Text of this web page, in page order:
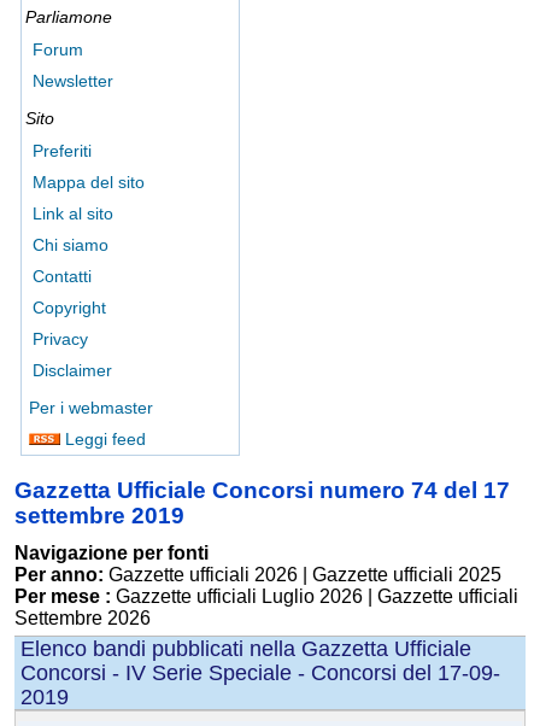
Parliamone
Forum
Newsletter
Sito
Preferiti
Mappa del sito
Link al sito
Chi siamo
Contatti
Copyright
Privacy
Disclaimer
Per i webmaster
Leggi feed
Gazzetta Ufficiale Concorsi numero 74 del 17
settembre 2019
Navigazione per fonti
Per anno: Gazzette ufficiali 2026
Gazzette ufficiali 2025
Per mese : Gazzette ufficiali Luglio 2026
Gazzette ufficiali
Settembre 2026
Elenco bandi pubblicati nella Gazzetta Ufficiale
Concorsi - IV Serie Speciale - Concorsi del 17-09-
2019